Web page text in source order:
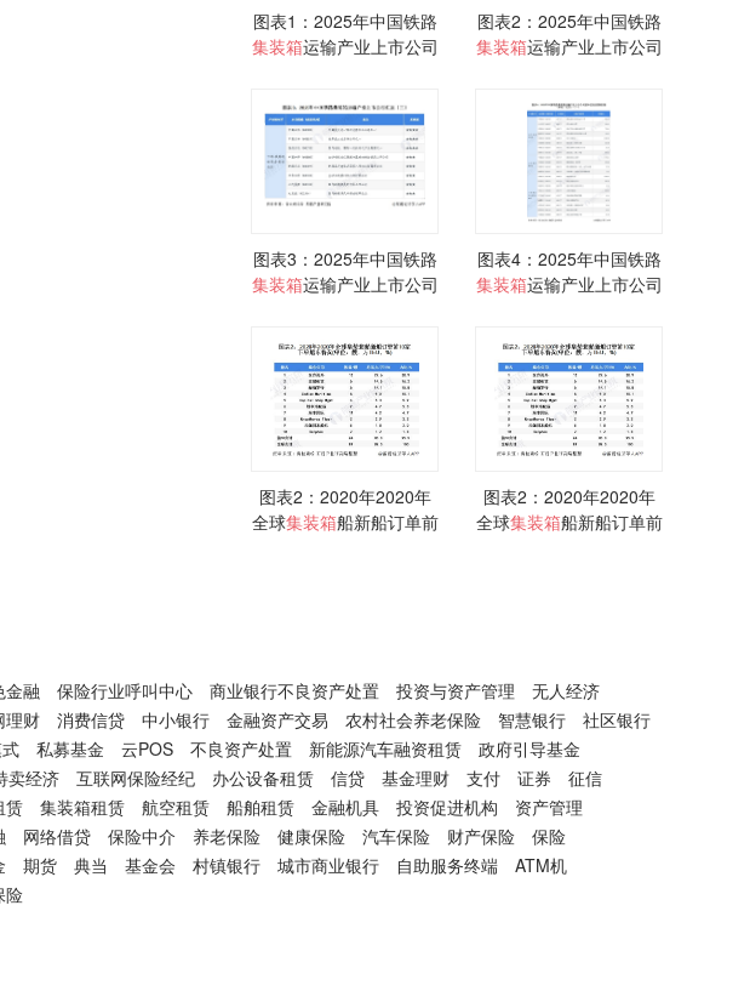
图表1：2025年中国铁路
集装箱运输产业上市公司
图表2：2025年中国铁路
集装箱运输产业上市公司
图表3：2025年中国铁路
集装箱运输产业上市公司
图表4：2025年中国铁路
集装箱运输产业上市公司
图表2：2020年2020年
全球集装箱船新船订单前
图表2：2020年2020年
全球集装箱船新船订单前
金融 保险行业呼叫中心 商业银行不良资产处置 投资与资产管理
无人经济
理财 消费信贷 中小银行 金融资产交易 农村社会养老保险 智慧银行
社区银行
私募基金 云POS 不良资产处置 新能源汽车融资租赁
政府引导基金
卖经济 互联网保险经纪 办公设备租赁 信贷 基金理财 支付 证券
征信
赁 集装箱租赁 航空租赁 船舶租赁 金融机具 投资促进机构
资产管理
网络借贷 保险中介 养老保险 健康保险 汽车保险 财产保险
保险
期货 典当 基金会 村镇银行 城市商业银行 自助服务终端
ATM机
险